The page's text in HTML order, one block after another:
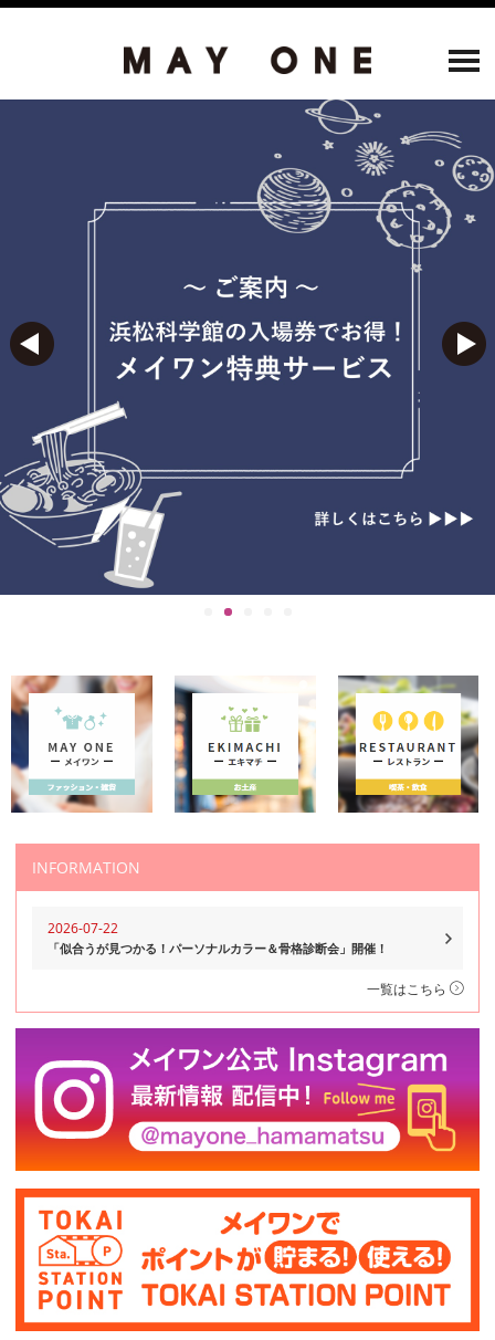
INFORMATION
2026-07-22
「似合うが見つかる！パーソナルカラー＆骨格診断会」開催！
一覧はこちら